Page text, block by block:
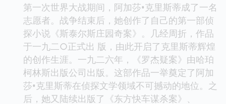
第一次世界大战期间，阿加莎•克里斯蒂成了一名
志愿者。战争结束后，她创作了自己的第一部侦
探小说《斯泰尔斯庄园奇案》。几经周折，作品
于一九二○正式出 版，由此开启了克里斯蒂辉煌
的创作生涯。一九二六年，《罗杰疑案》由哈珀
柯林斯出版公司出版。这部作品一举奠定了阿加
莎•克里斯蒂在侦探文学领域不可撼动的地位。之
后，她又陆续出版了《东方快车谋杀案》、